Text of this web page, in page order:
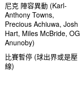
比賽暫停 (球出界或是壓
線)
尼克 陣容異動 (Karl-
Anthony Towns,
Precious Achiuwa, Josh
Hart, Miles McBride, OG
Anunoby)